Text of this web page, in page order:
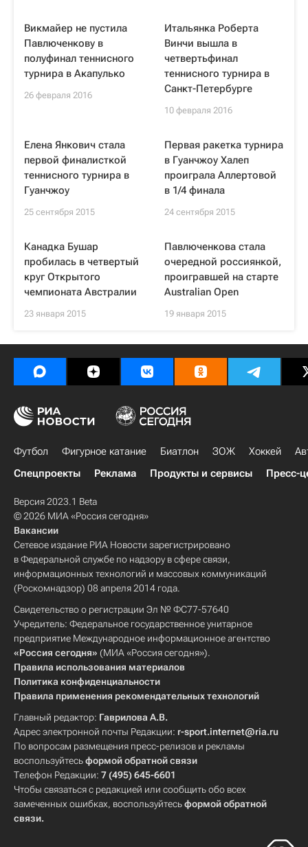
Викмайер не пустила
Павлюченкову в
полуфинал теннисного
турнира в Акапулько
26 февраля 2016
Итальянка Роберта
Винчи вышла в
четвертьфинал
теннисного турнира в
Санкт-Петербурге
10 февраля 2016
Елена Янкович стала
первой финалисткой
теннисного турнира в
Гуанчжоу
25 сентября 2015
Первая ракетка турнира
в Гуанчжоу Халеп
проиграла Аллертовой
в 1/4 финала
24 сентября 2015
Канадка Бушар
пробилась в четвертый
круг Открытого
чемпионата Австралии
23 января 2015
Павлюченкова стала
очередной россиянкой,
проигравшей на старте
Australian Open
19 января 2015
Футбол Фигурное катание Биатлон ЗОЖ Хоккей
Спецпроекты
Реклама Продукты и сервисы Пресс-
Версия 2023.1 Beta
© 2026 МИА «Россия сегодня»
Вакансии
Сетевое издание РИА Новости зарегистрировано
в Федеральной службе по надзору в сфере связи,
информационных технологий и массовых коммуникаций
(Роскомнадзор) 08 апреля 2014 года.
Свидетельство о регистрации Эл № ФС77-57640
Учредитель: Федеральное государственное унитарное
предприятие Международное информационное агентство
«Россия сегодня» (МИА «Россия сегодня»).
Правила использования материалов
Политика конфиденциальности
Правила применения рекомендательных технологий
Главный редактор: Гаврилова А.В.
Адрес электронной почты Редакции: r-sport.internet@ria.ru
По вопросам размещения пресс-релизов и рекламы
воспользуйтесьформой обратной связи
Телефон Редакции: 7 (495) 645-6601
Чтобы связаться с редакцией или сообщить обо всех
замеченных ошибках, воспользуйтесьформой обратной
связи.